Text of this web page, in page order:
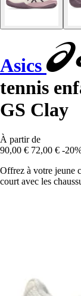
Asics
tennis
GS Clay
À partir de
90,00 € 72,00 € -
Offrez à votre jeune
court avec les